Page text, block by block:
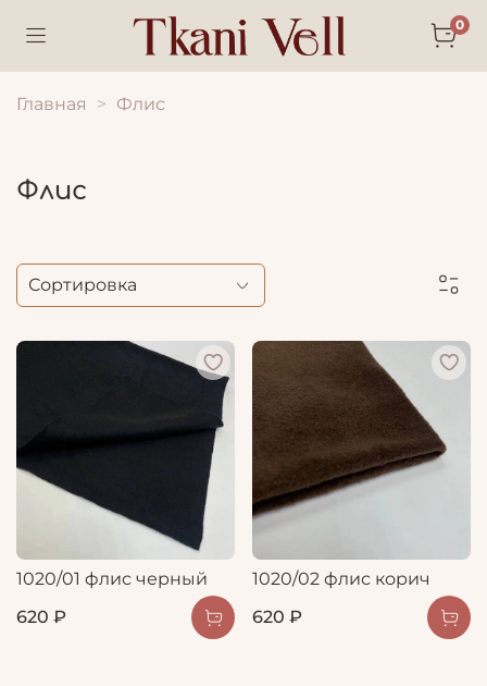
0
Главная Флис
Флис
1020/01 флис черный
620 ₽
1020/02 флис корич
620 ₽